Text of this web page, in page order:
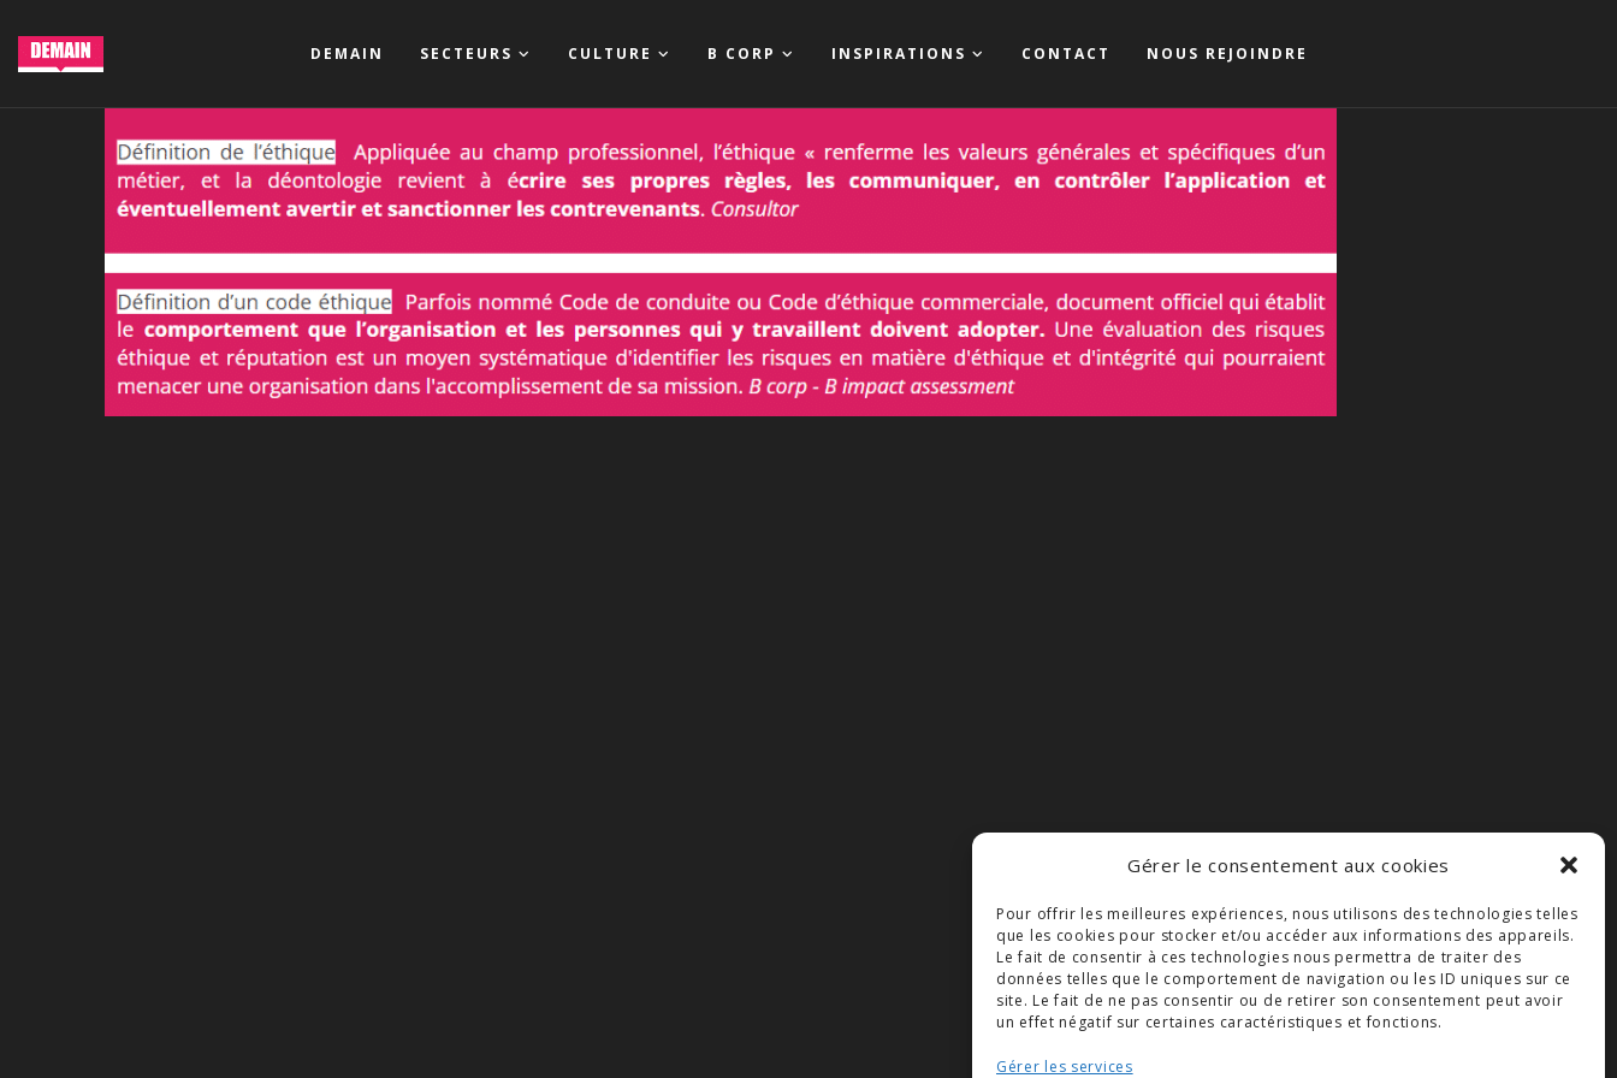
Gérer le consentement aux cookies
Pour offrir les meilleures expériences, nous utilisons des technologies telles
que les cookies pour stocker et/ou accéder aux informations des appareils.
Le fait de consentir à ces technologies nous permettra de traiter des
données telles que le comportement de navigation ou les ID uniques sur ce
site. Le fait de ne pas consentir ou de retirer son consentement peut avoir
un effet négatif sur certaines caractéristiques et fonctions.
Gérer les services
DEMAIN SECTEURS CULTURE B CORP INSPIRATIONS CONTACT NOUS REJOINDRE